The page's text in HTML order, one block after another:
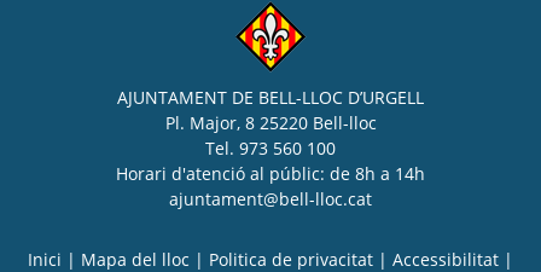
AJUNTAMENT DE BELL-LLOC D’URGELL
Pl. Major, 8 25220 Bell-lloc
Tel. 973 560 100
Horari d'atenció al públic: de 8h a 14h
ajuntament@bell-lloc.cat
Inici | Mapa del lloc | Politica de privacitat | Accessibilitat |